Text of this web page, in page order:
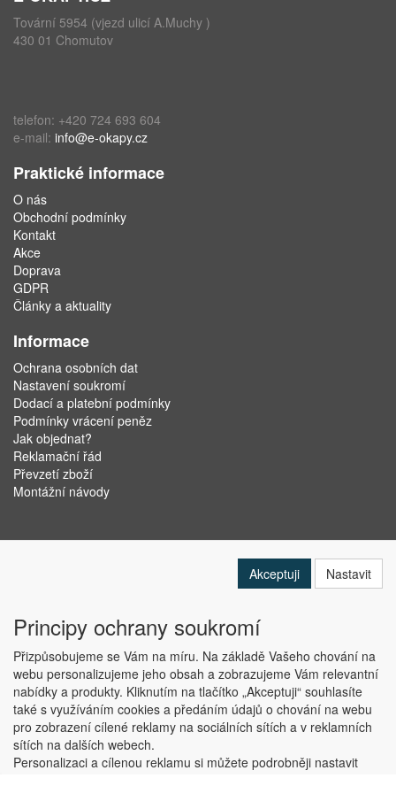
Tovární 5954 (vjezd ulicí A.Muchy )
430 01 Chomutov
telefon: +420 724 693 604
e-mail: info@e-okapy.cz
Praktické informace
O nás
Obchodní podmínky
Kontakt
Akce
Doprava
GDPR
Články a aktuality
Informace
Ochrana osobních dat
Nastavení soukromí
Dodací a platební podmínky
Podmínky vrácení peněz
Jak objednat?
Reklamační řád
Převzetí zboží
Montážní návody
Copyright © ABRA Software a.s. 2019
Akceptuji Nastavit
Principy ochrany soukromí
Přizpůsobujeme se Vám na míru. Na základě Vašeho chování na
webu personalizujeme jeho obsah a zobrazujeme Vám relevantní
nabídky a produkty. Kliknutím na tlačítko „Akceptuji“ souhlasíte
také s využíváním cookies a předáním údajů o chování na webu
pro zobrazení cílené reklamy na sociálních sítích a v reklamních
sítích na dalších webech.
Personalizaci a cílenou reklamu si můžete podrobněji nastavit